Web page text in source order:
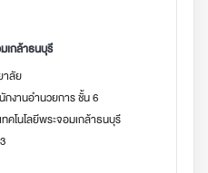
เกล้าธนบุรี
าลัย
กงานอำนวยการ ชั้น 6
โนโลยีพระจอมเกล้าธนบุรี